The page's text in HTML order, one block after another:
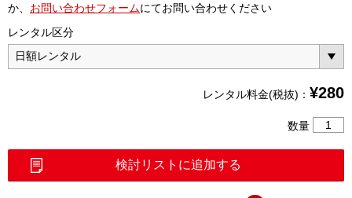
か、 お問い合わせフォームにてお問い合わせください
レンタル区分
レンタル料金(税抜)： ¥280
数量
検討リストに追加する